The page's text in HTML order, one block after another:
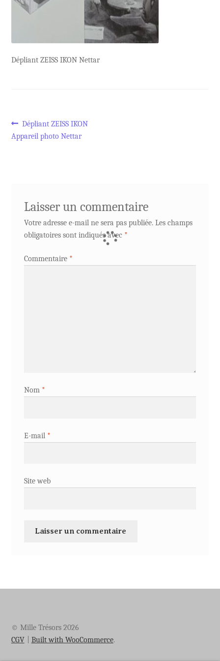
Dépliant ZEISS IKON Nettar
Navigation
de
Article
précédent :
Dépliant ZEISS IKON
Appareil photo Nettar
Laisser un commentaire
Votre adresse e-mail ne sera pas publiée. Les champs
obligatoires sont indiqués avec *
Commentaire *
Nom *
E-mail *
Site web
© Mille Trésors 2026
CGV
Built with WooCommerce.